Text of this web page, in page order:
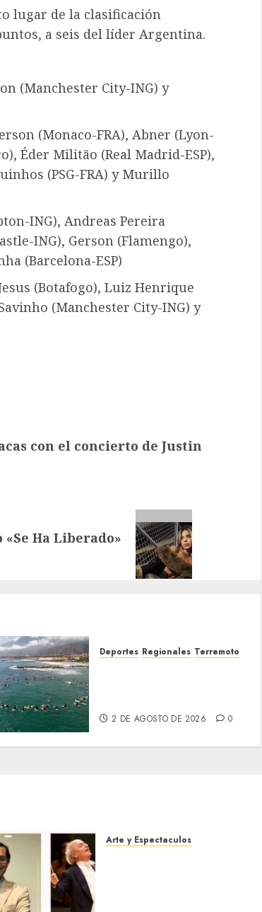
lugar de la clasificación
a seis del líder Argentina.
(Manchester City-ING) y
(Monaco-FRA), Abner (Lyon-
Éder Militão (Real Madrid-ESP),
(PSG-FRA) y Murillo
ING), Andreas Pereira
ING), Gerson (Flamengo),
(Barcelona-ESP)
(Botafogo), Luiz Henrique
(Manchester City-ING) y
con el concierto de Justin
Ha Liberado»
Deportes Regionales Terremoto
2 DE AGOSTO DE 2026 0
Arte y Espectaculos